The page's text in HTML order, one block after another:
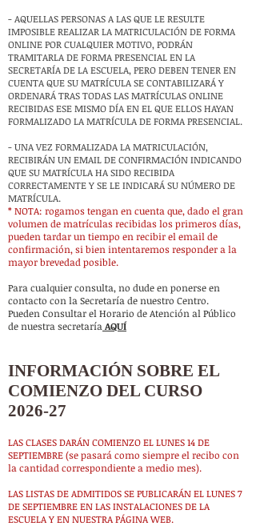
- AQUELLAS PERSONAS A LAS QUE LE RESULTE
IMPOSIBLE REALIZAR LA MATRICULACIÓN DE FORMA
ONLINE POR CUALQUIER MOTIVO, PODRÁN
TRAMITARLA DE FORMA PRESENCIAL EN LA
SECRETARÍA DE LA ESCUELA, PERO DEBEN TENER EN
CUENTA QUE SU MATRÍCULA SE CONTABILIZARÁ Y
ORDENARÁ TRAS TODAS LAS MATRÍCULAS ONLINE
RECIBIDAS ESE MISMO DÍA EN EL QUE ELLOS HAYAN
FORMALIZADO LA MATRÍCULA DE FORMA PRESENCIAL.
- UNA VEZ FORMALIZADA LA MATRICULACIÓN,
RECIBIRÁN UN EMAIL DE CONFIRMACIÓN INDICANDO
QUE SU MATRÍCULA HA SIDO RECIBIDA
CORRECTAMENTE Y SE LE INDICARÁ SU NÚMERO DE
MATRÍCULA.
* NOTA: rogamos tengan en cuenta que, dado el gran
volumen de matrículas recibidas los primeros días,
pueden tardar un tiempo en recibir el email de
confirmación, si bien intentaremos responder a la
mayor brevedad posible.
Para cualquier consulta, no dude en ponerse en
contacto con la Secretaría de nuestro Centro.
Pueden Consultar el Horario de Atención al Público
de nuestra secretaría AQUÍ
INFORMACIÓN SOBRE EL
COMIENZO DEL CURSO
2026-27
LAS CLASES DARÁN COMIENZO EL LUNES 14 DE
SEPTIEMBRE (se pasará como siempre el recibo con
la cantidad correspondiente a medio mes).
LAS LISTAS DE ADMITIDOS SE PUBLICARÁN EL LUNES 7
DE SEPTIEMBRE EN LAS INSTALACIONES DE LA
ESCUELA Y EN NUESTRA PÁGINA WEB.